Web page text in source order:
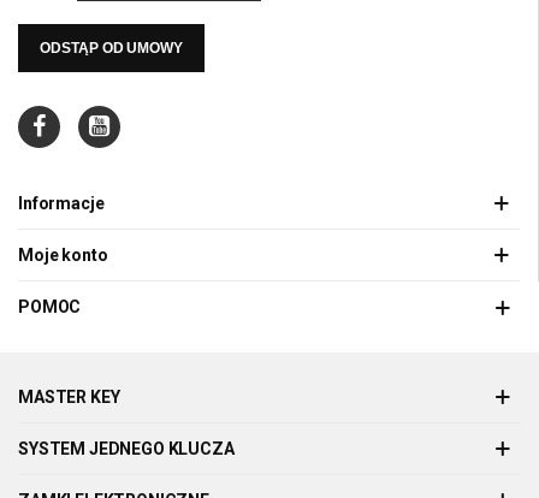
ODSTĄP OD UMOWY
Informacje
Moje konto
POMOC
MASTER KEY
SYSTEM JEDNEGO KLUCZA